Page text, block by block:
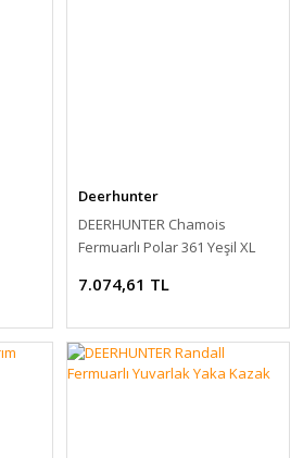
Deerhunter
DEERHUNTER Chamois
Fermuarlı Polar 361 Yeşil XL
7.074,61 TL